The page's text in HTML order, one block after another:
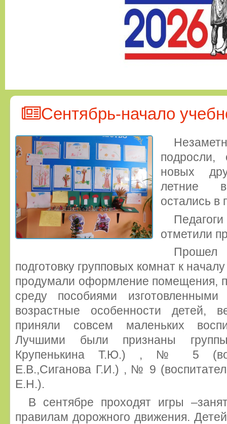
Сентябрь-начало
подросли,
новых
летние
остались в
отметили
подготовку групповых комнат к
продумали оформление помещения,
среду пособиями
возрастные особенности детей,
приняли совсем маленьких
Лучшими были признаны
Крупенькина Т.Ю.) , № 5
Е.В.,Сиганова Г.И.) , № 9
Е.Н.).
В сентябре проходят игры
правилам дорожного движения.